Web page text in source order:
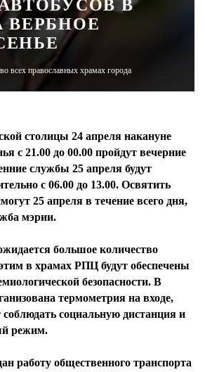
ЖУРНАЛ
В
ВЕРБНОЕ
всех православных храмах города
столицы 24 апреля накануне
с 21.00 до 00.00 пройдут вечерние
службы 25 апреля будут
с 06.00 до 13.00. Освятить
25 апреля в течение всего дня,
мэрии.
большое количество
в храмах РПЦ будут обеспечены
безопасности. В
термометрия на входе,
социальную дистанция и
режим.
работу общественного транспорта